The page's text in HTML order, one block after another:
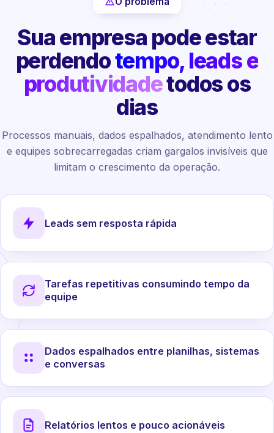
Sua empresa pode estar
perdendotempo, leads e
produtividadetodos os
dias
Processos manuais, dados espalhados, atendimento lento
e equipes sobrecarregadas criam gargalos invisíveis que
limitam o crescimento da operação.
Leads sem resposta rápida
Tarefas repetitivas consumindo tempo da
equipe
Dados espalhados entre planilhas, sistemas
e conversas
Relatórios lentos e pouco acionáveis